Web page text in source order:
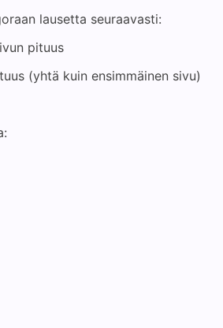
lausetta seuraavasti:
pituus
(yhtä kuin ensimmäinen sivu)